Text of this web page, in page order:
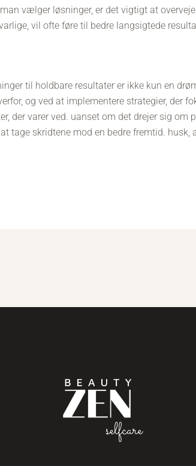
vælger løsninger, er det vigtigt at
vil ofte føre til bedre langsigtede
til holdbare resultater er ikke kun en
og ved at implementere strategier, der
der varer ved. uanset om det drejer sig om
tage skridtene mod en bedre fremtid.